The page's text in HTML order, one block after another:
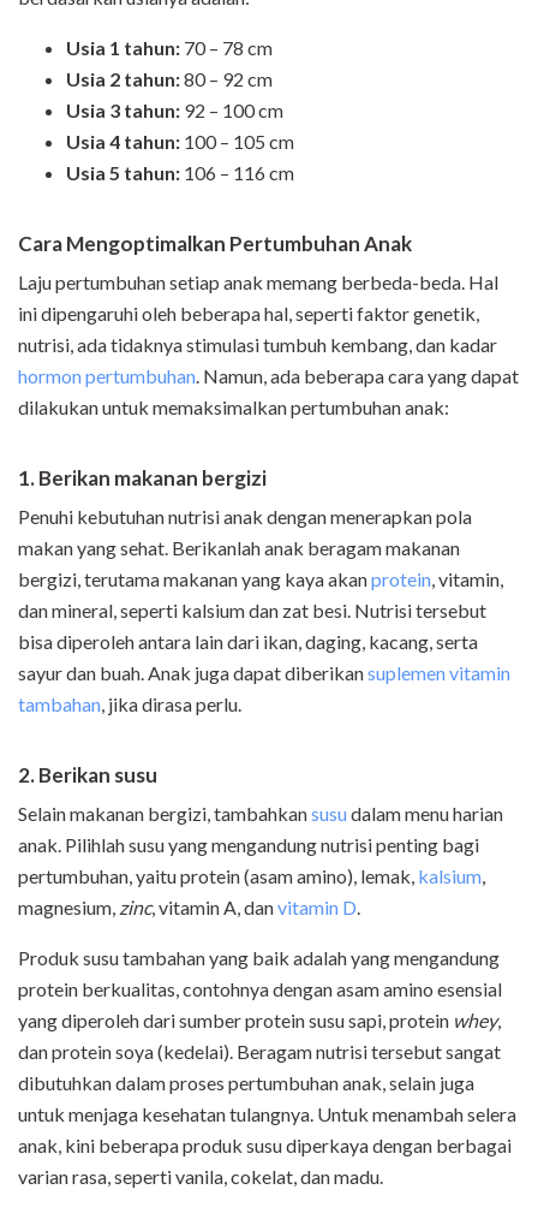
Usia 1 tahun: 70 – 78 cm
Usia 2 tahun:80 – 92 cm
Usia 3 tahun: 92 – 100 cm
Usia 4 tahun: 100 – 105 cm
Usia 5 tahun: 106 – 116 cm
Cara Mengoptimalkan Pertumbuhan Anak
Laju pertumbuhan setiap anak memang berbeda-beda. Hal
ini dipengaruhi oleh beberapa hal, seperti faktor genetik,
nutrisi, ada tidaknya stimulasi tumbuh kembang, dan kadar
hormon pertumbuhan. Namun, ada beberapa cara yang dapat
dilakukan untuk memaksimalkan pertumbuhan anak:
1. Berikan makanan bergizi
Penuhi kebutuhan nutrisi anak dengan menerapkan pola
makan yang sehat. Berikanlah anak beragam makanan
bergizi, terutama makanan yang kaya akanprotein, vitamin,
dan mineral, seperti kalsium dan zat besi. Nutrisi tersebut
bisa diperoleh antara lain dari ikan, daging, kacang, serta
sayur dan buah. Anak juga dapat diberikansuplemen vitamin
tambahan, jika dirasa perlu.
2. Berikan susu
Selain makanan bergizi, tambahkansusudalam menu harian
anak. Pilihlah susu yang mengandung nutrisi penting bagi
pertumbuhan, yaitu protein (asam amino), lemak, kalsium,
magnesium, zinc, vitamin A, danvitamin D.
Produk susu tambahan yang baik adalah yang mengandung
protein berkualitas, contohnya dengan asam amino esensial
yang diperoleh dari sumber protein susu sapi, protein whey,
dan protein soya (kedelai). Beragam nutrisi tersebut sangat
dibutuhkan dalam proses pertumbuhan anak, selain juga
untuk menjaga kesehatan tulangnya. Untuk menambah selera
anak, kini beberapa produk susu diperkaya dengan berbagai
varian rasa, seperti vanila, cokelat, dan madu.